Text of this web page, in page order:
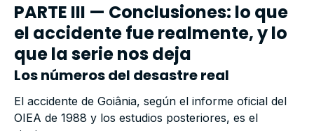
PARTE III — Conclusiones: lo que
el accidente fue realmente, y lo
que la serie nos deja
Los números del desastre real
El accidente de Goiânia, según el informe oficial del
OIEA de 1988 y los estudios posteriores, es el